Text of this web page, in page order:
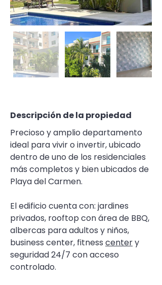
Descripción de la propiedad
Precioso y amplio departamento
ideal para vivir o invertir, ubicado
dentro de uno de los residenciales
más completos y bien ubicados de
Playa del Carmen.
El edificio cuenta con: jardines
privados, rooftop con área de BBQ,
albercas para adultos y niños,
business center, fitness center y
seguridad 24/7 con acceso
controlado.